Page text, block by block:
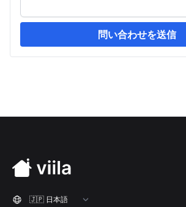
問い合わせを送信